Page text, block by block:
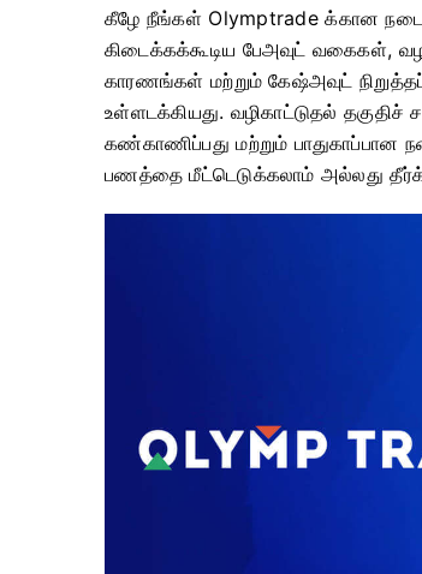
கீழே நீங்கள் Olymptrade க்கான
கிடைக்கக்கூடிய பேஅவுட் வகைகள்,
காரணங்கள் மற்றும் கேஷ்அவுட்
உள்ளடக்கியது. வழிகாட்டுதல்
கண்காணிப்பது மற்றும்
பணத்தை மீட்டெடுக்கலாம் அல்லது